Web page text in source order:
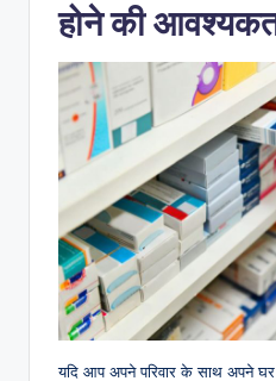
होने की
यदि आप अपने परिवार के साथ अपने